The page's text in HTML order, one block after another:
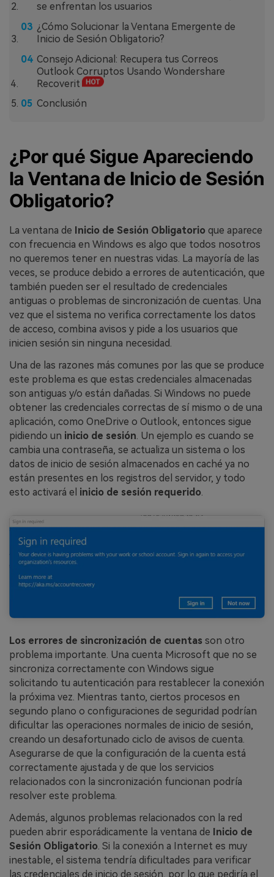
se enfrentan los usuarios
¿Cómo Solucionar la Ventana Emergente de
Inicio de Sesión Obligatorio?
Consejo Adicional: Recupera tus Correos
Outlook Corruptos Usando Wondershare
Recoverit
Conclusión
¿Por qué Sigue Apareciendo
la Ventana de Inicio de Sesión
Obligatorio?
La ventana de Inicio de Sesión Obligatorio que aparece
con frecuencia en Windows es algo que todos nosotros
no queremos tener en nuestras vidas. La mayoría de las
veces, se produce debido a errores de autenticación, que
también pueden ser el resultado de credenciales
antiguas o problemas de sincronización de cuentas. Una
vez que el sistema no verifica correctamente los datos
de acceso, combina avisos y pide a los usuarios que
inicien sesión sin ninguna necesidad.
Una de las razones más comunes por las que se produce
este problema es que estas credenciales almacenadas
son antiguas y/o están dañadas. Si Windows no puede
obtener las credenciales correctas de sí mismo o de una
aplicación, como OneDrive o Outlook, entonces sigue
pidiendo un inicio de sesión. Un ejemplo es cuando se
cambia una contraseña, se actualiza un sistema o los
datos de inicio de sesión almacenados en caché ya no
están presentes en los registros del servidor, y todo
esto activará el inicio de sesión requerido.
Los errores de sincronización de cuentas son otro
problema importante. Una cuenta Microsoft que no se
sincroniza correctamente con Windows sigue
solicitando tu autenticación para restablecer la conexión
la próxima vez. Mientras tanto, ciertos procesos en
segundo plano o configuraciones de seguridad podrían
dificultar las operaciones normales de inicio de sesión,
creando un desafortunado ciclo de avisos de cuenta.
Asegurarse de que la configuración de la cuenta está
correctamente ajustada y de que los servicios
relacionados con la sincronización funcionan podría
resolver este problema.
Además, algunos problemas relacionados con la red
pueden abrir esporádicamente la ventana de Inicio de
Sesión Obligatorio. Si la conexión a Internet es muy
inestable, el sistema tendría dificultades para verificar
las credenciales de inicio de sesión, por lo que pediría el